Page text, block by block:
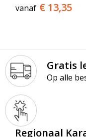
vanaf € 13,35
Gratis
Op alle
Regionaal